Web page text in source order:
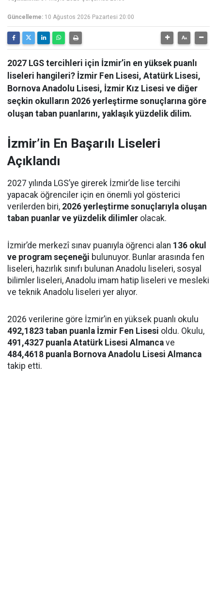
Güncelleme: 10 Ağustos 2026 Pazartesi 20:00
2027 LGS tercihleri için İzmir’in en yüksek puanlı
liseleri hangileri? İzmir Fen Lisesi, Atatürk Lisesi,
Bornova Anadolu Lisesi, İzmir Kız Lisesi ve diğer
seçkin okulların 2026 yerleştirme sonuçlarına göre
oluşan taban puanlarını, yaklaşık yüzdelik dilim.
İzmir’in En Başarılı Liseleri
Açıklandı
2027 yılında LGS’ye girerek İzmir’de lise tercihi
yapacak öğrenciler için en önemli yol gösterici
verilerden biri, 2026 yerleştirme sonuçlarıyla oluşan
taban puanlar ve yüzdelik dilimler olacak.
İzmir’de merkezî sınav puanıyla öğrenci alan 136 okul
ve program seçeneği bulunuyor. Bunlar arasında fen
liseleri, hazırlık sınıfı bulunan Anadolu liseleri, sosyal
bilimler liseleri, Anadolu imam hatip liseleri ve mesleki
ve teknik Anadolu liseleri yer alıyor.
2026 verilerine göre İzmir’in en yüksek puanlı okulu
492,1823 taban puanla İzmir Fen Lisesi oldu. Okulu,
491,4327 puanla Atatürk Lisesi Almanca ve
484,4618 puanla Bornova Anadolu Lisesi Almanca
takip etti.